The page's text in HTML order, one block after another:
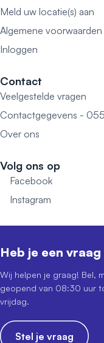
Meld uw locatie(s) aan
Algemene voorwaarden
Inloggen
Contact
Veelgestelde vragen
Contactgegevens -
Over ons
Volg ons op
Facebook
Instagram
Heb je een
Wij helpen je graag! Bel,
geopend van 08:30 uur
vrijdag.
Stel je vraag